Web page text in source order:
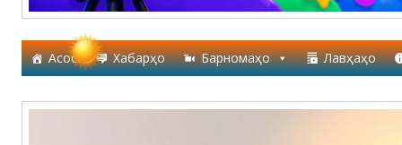
Асосӣ Хабарҳо Барномаҳо Лавҳаҳо